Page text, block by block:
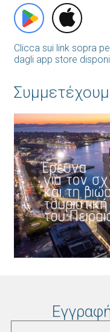
Clicca sui link sopra
dagli app store